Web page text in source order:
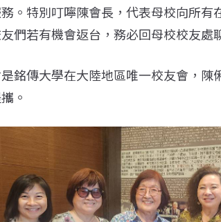
。特別叮嚀陳會長，代表母校向所
們若有機會返台，務必回母校校友處
是銘傳大學在大陸地區唯一校友會，
。